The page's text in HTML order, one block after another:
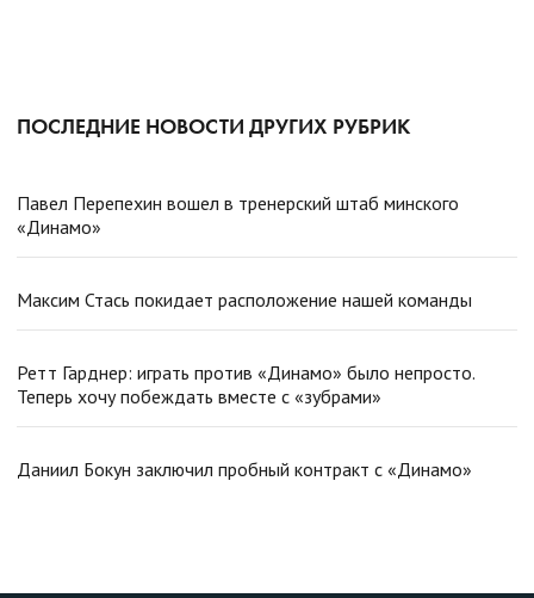
ПОСЛЕДНИЕ НОВОСТИ ДРУГИХ РУБРИК
Павел Перепехин вошел в тренерский штаб минского
«Динамо»
Максим Стась покидает расположение нашей команды
Ретт Гарднер: играть против «Динамо» было непросто.
Теперь хочу побеждать вместе с «зубрами»
Даниил Бокун заключил пробный контракт с «Динамо»